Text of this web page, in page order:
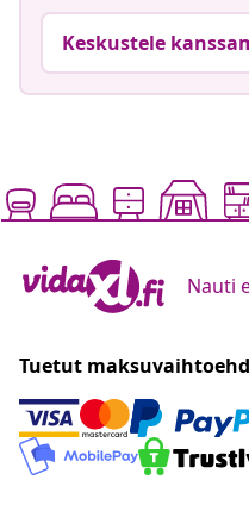
Keskustele
Nauti
Tuetut